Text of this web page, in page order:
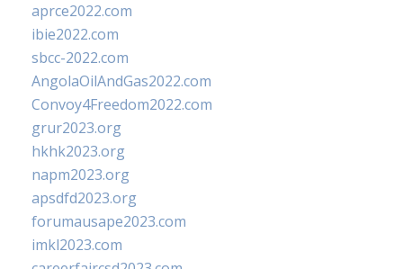
aprce2022.com
ibie2022.com
sbcc-2022.com
AngolaOilAndGas2022.com
Convoy4Freedom2022.com
grur2023.org
hkhk2023.org
napm2023.org
apsdfd2023.org
forumausape2023.com
imkl2023.com